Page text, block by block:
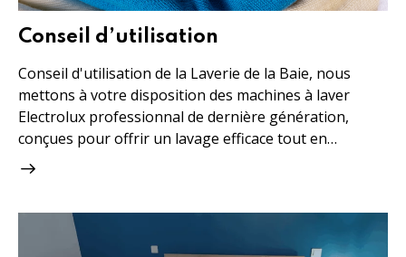
Conseil d’utilisation
Conseil d'utilisation de la Laverie de la Baie, nous
mettons à votre disposition des machines à laver
Electrolux professionnal de dernière génération,
conçues pour offrir un lavage efficace tout en…